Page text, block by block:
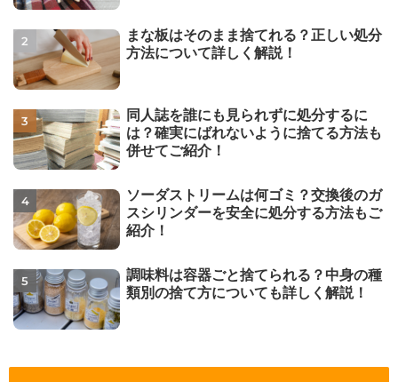
まな板はそのまま捨てれる？正しい処分
方法について詳しく解説！
同人誌を誰にも見られずに処分するに
は？確実にばれないように捨てる方法も
併せてご紹介！
ソーダストリームは何ゴミ？交換後のガ
スシリンダーを安全に処分する方法もご
紹介！
調味料は容器ごと捨てられる？中身の種
類別の捨て方についても詳しく解説！